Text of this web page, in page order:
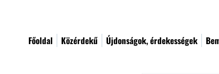
Főoldal Közérdekű Újdonságok, érdekességek